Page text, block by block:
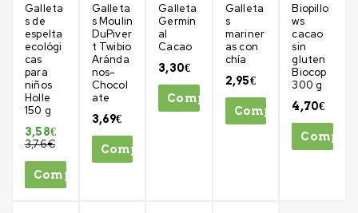
Galleta
s de
espelta
ecológi
cas
para
niños
Holle
150 g
3,76€
3,58€
Comprar
Galleta
s Moulin
DuPiver
t Twibio
Aránda
nos-
Chocol
ate
3,69€
Comprar
Galleta
Germin
al
Cacao
3,30€
Comprar
Galleta
s
mariner
as con
chía
2,95€
Comprar
Biopillo
ws
cacao
sin
gluten
Biocop
300 g
4,70€